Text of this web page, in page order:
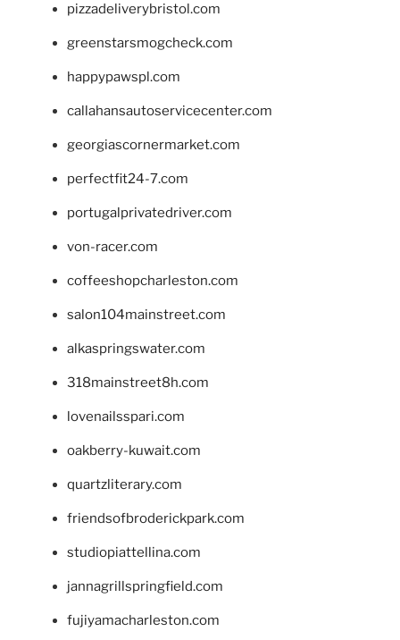
pizzadeliverybristol.com
greenstarsmogcheck.com
happypawspl.com
callahansautoservicecenter.com
georgiascornermarket.com
perfectfit24-7.com
portugalprivatedriver.com
von-racer.com
coffeeshopcharleston.com
salon104mainstreet.com
alkaspringswater.com
318mainstreet8h.com
lovenailsspari.com
oakberry-kuwait.com
quartzliterary.com
friendsofbroderickpark.com
studiopiattellina.com
jannagrillspringfield.com
fujiyamacharleston.com